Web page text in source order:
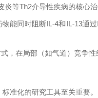
等Th2介导性疾病的核心
能同时阻断IL-4和IL-13通
，在局部（如气道）竞争
准化的研究工具至关重要。